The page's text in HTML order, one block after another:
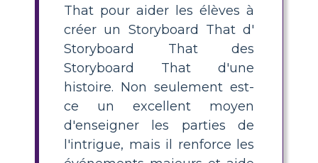
That pour aider les élèves à
créer un Storyboard That d'
Storyboard That des
Storyboard That d'une
histoire. Non seulement est-
ce un excellent moyen
d'enseigner les parties de
l'intrigue, mais il renforce les